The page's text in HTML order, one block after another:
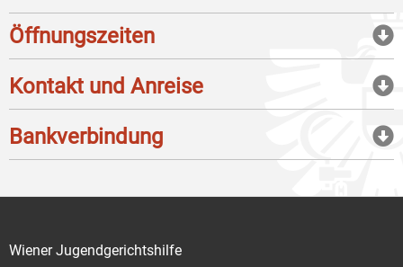
Öffnungszeiten
Kontakt und Anreise
Bankverbindung
Wiener Jugendgerichtshilfe